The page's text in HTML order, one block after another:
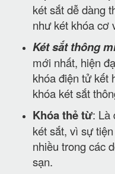
két sắt dễ dàng
như két khóa cơ
Két sắt thông
mới nhất, hiện
khóa điện tử kết
khóa két sắt
Khóa thẻ từ: Là
két sắt, vì sự
nhiều trong các
sạn.